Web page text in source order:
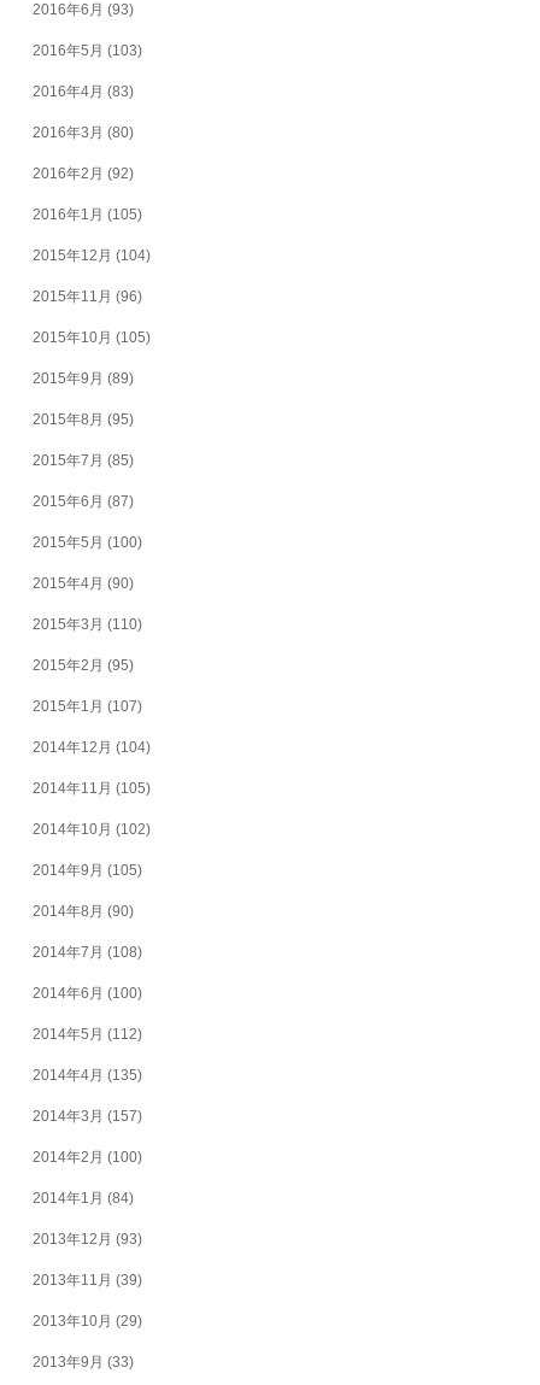
2016年6月 (93)
2016年5月 (103)
2016年4月 (83)
2016年3月 (80)
2016年2月 (92)
2016年1月 (105)
2015年12月 (104)
2015年11月 (96)
2015年10月 (105)
2015年9月 (89)
2015年8月 (95)
2015年7月 (85)
2015年6月 (87)
2015年5月 (100)
2015年4月 (90)
2015年3月 (110)
2015年2月 (95)
2015年1月 (107)
2014年12月 (104)
2014年11月 (105)
2014年10月 (102)
2014年9月 (105)
2014年8月 (90)
2014年7月 (108)
2014年6月 (100)
2014年5月 (112)
2014年4月 (135)
2014年3月 (157)
2014年2月 (100)
2014年1月 (84)
2013年12月 (93)
2013年11月 (39)
2013年10月 (29)
2013年9月 (33)